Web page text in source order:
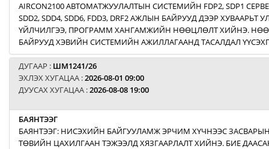
AIRCON2100 АВТОМАТЖУУЛАЛТЫН СИСТЕМИЙН FDP2, SDP1
SDD2, SDD4, SDD6, FDD3, DRF2 АЖЛЫН БАЙРУУД ДЭЭР
ҮЙЛЧИЛГЭЭ, ПРОГРАММ ХАНГАМЖИЙН НӨӨЦЛӨЛТ ХИЙНЭ.
БАЙРУУД ХЭВИЙН СИСТЕМИЙН АЖИЛЛАГААНД ТАСАЛДАЛ
ДУГААР : ШМ1241/26
ЭХЛЭХ ХУГАЦАА :2026-08-01 09:00
ДУУСАХ ХУГАЦАА :2026-08-08 19:00
БАЯНТЭЭГ
БАЯНТЭЭГ: НИСЭХИЙН БАЙГУУЛАМЖ ЭРЧИМ ХҮЧНЭЭС
ТӨВИЙН ЦАХИЛГААН ТЭЖЭЭЛД ХЯЗГААРЛАЛТ ХИЙНЭ. БИЕ